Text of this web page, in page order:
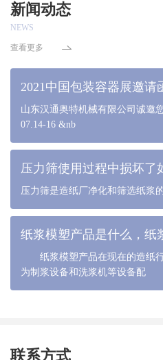
新闻动态
NEWS
查看更多
2021中国包装容器展邀请
山东汉通奥特机械有限公司诚邀
07.14-16 &nb
压力筛使用过程中损坏了
压力筛是造纸厂净化和筛选纸浆
纸浆模塑产品在现在的造纸行
为制浆设备和洗浆机等设备配
联系方式